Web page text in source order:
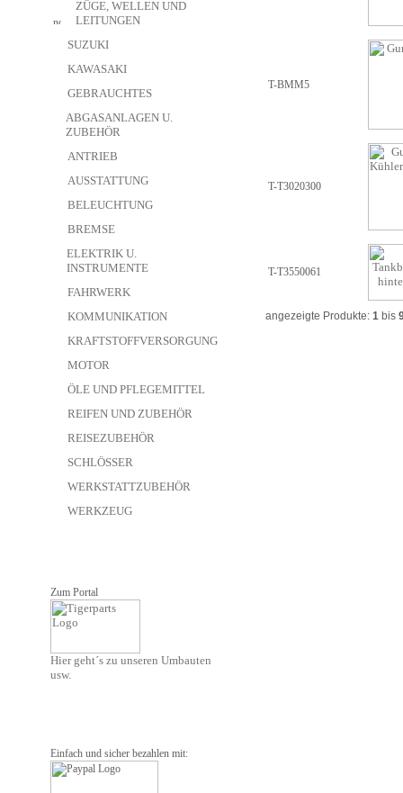
ZÜGE, WELLEN UND
LEITUNGEN
SUZUKI
KAWASAKI
GEBRAUCHTES
ABGASANLAGEN U.
ZUBEHÖR
ANTRIEB
AUSSTATTUNG
BELEUCHTUNG
BREMSE
ELEKTRIK U.
INSTRUMENTE
FAHRWERK
KOMMUNIKATION
KRAFTSTOFFVERSORGUNG
MOTOR
ÖLE UND PFLEGEMITTEL
REIFEN UND ZUBEHÖR
REISEZUBEHÖR
SCHLÖSSER
WERKSTATTZUBEHÖR
WERKZEUG
Zum Portal
Hier geht´s zu unseren Umbauten
usw.
Einfach und sicher bezahlen mit:
T-BMM5
T-T3020300
T-T3550061
angezeigte Produkte: 1 bis